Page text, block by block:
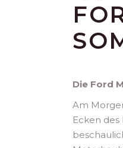
Die Ford
Am
Ecken